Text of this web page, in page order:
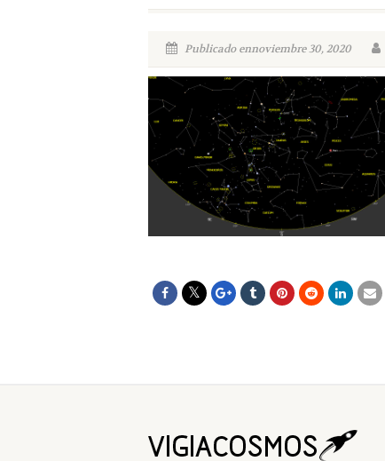
Publicado ennoviembre 30, 2020